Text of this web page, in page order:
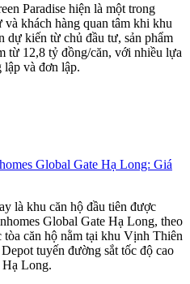
Paradise hiện là một trong
khách hàng quan tâm khi khu
dự kiến từ chủ đầu tư, sản phẩm
từ 12,8 tỷ đồng/căn, với nhiều lựa
lập và đơn lập.
Global Gate Hạ Long: Giá
là khu căn hộ đầu tiên được
Global Gate Hạ Long, theo
căn hộ nằm tại khu Vịnh Thiên
tuyến đường sắt tốc độ cao
Hạ Long.